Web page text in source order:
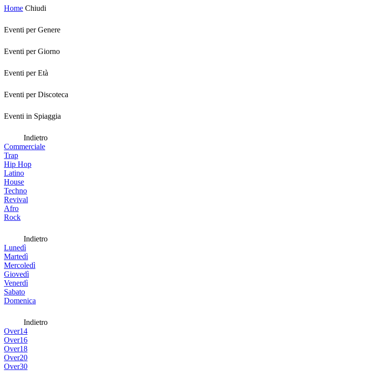
Home Chiudi
Eventi per Genere
Eventi per Giorno
Eventi per Età
Eventi per Discoteca
Eventi in Spiaggia
Indietro
Commerciale
Trap
Hip Hop
Latino
House
Techno
Revival
Afro
Rock
Indietro
Lunedì
Martedì
Mercoledì
Giovedì
Venerdì
Sabato
Domenica
Indietro
Over14
Over16
Over18
Over20
Over30